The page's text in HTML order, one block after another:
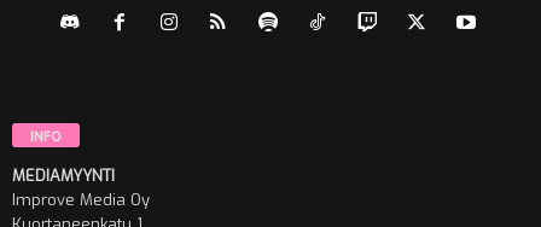
INFO
MEDIAMYYNTI
Improve Media Oy